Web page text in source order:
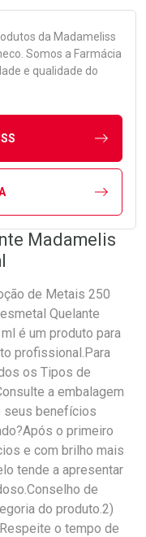
da Madameliss
Somos a Farmácia
e qualidade do
Madamelis
de Metais 250
Quelante
é um produto para
profissional.Para
os Tipos de
a embalagem
seus benefícios
o primeiro
e com brilho mais
tende a apresentar
de
do produto.2)
o tempo de